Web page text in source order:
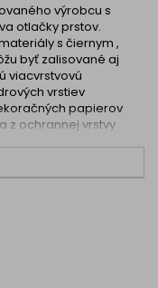
výrobcu s
otlačky prstov.
s čiernym ,
byť zalisované aj
viacvrstvovú
vrstiev
papierov
z ochrannej vrstvy
kompaktnej dosky
nás na